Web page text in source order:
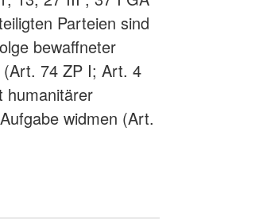
Parteien sind
bewaffneter
(Art. 74 ZP I; Art. 4
humanitärer
widmen (Art.